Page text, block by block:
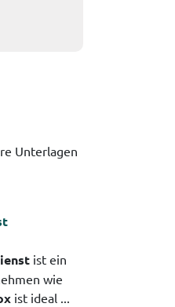
Unterlagen
ist ein
wie
ist ideal ...